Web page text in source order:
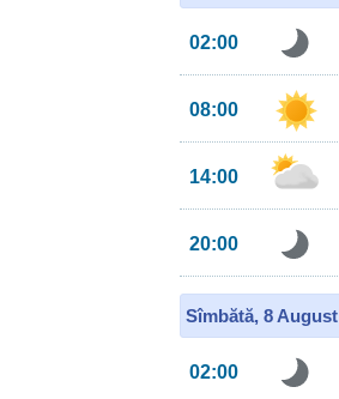
02:00
08:00
14:00
20:00
Sîmbătă, 8 August
02:00